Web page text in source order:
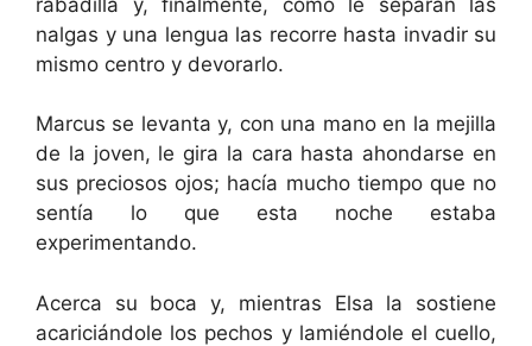
nalgas y una lengua las recorre hasta invadir su
mismo centro y devorarlo.
Marcus se levanta y, con una mano en la mejilla
de la joven, le gira la cara hasta ahondarse en
sus preciosos ojos; hacía mucho tiempo que no
sentía lo que esta noche estaba
experimentando.
Acerca su boca y, mientras Elsa la sostiene
acariciándole los pechos y lamiéndole el cuello,